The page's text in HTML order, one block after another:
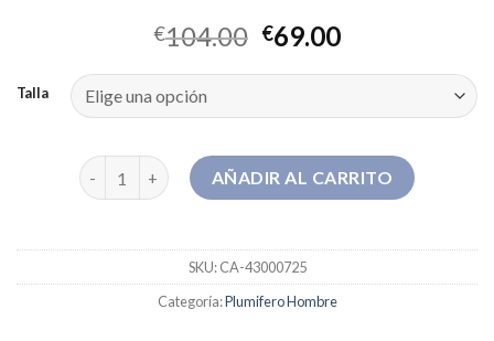
€104.00 €69.00
Talla
plumifero hombre cantidadAÑADIR AL CARRITO
SKU:CA-43000725
Categoría:Plumifero Hombre